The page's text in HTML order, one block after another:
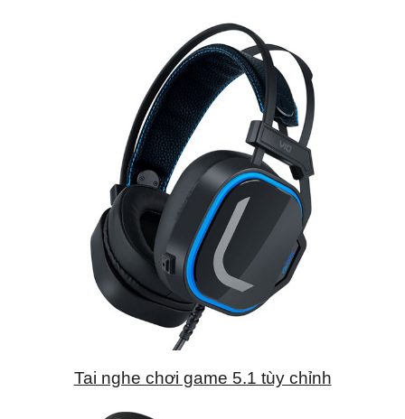
Tai nghe chơi game 5.1 tùy chỉnh